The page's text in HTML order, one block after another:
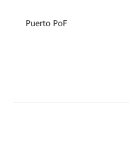
Puerto PoF